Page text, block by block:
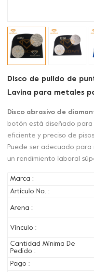
Disco de pulido de
Lavina para metales
Disco abrasivo de
botón está diseñado
eficiente y preciso de
Puede ser adecuado
un rendimiento laboral
Marca :
Artículo No. :
Arena :
Vínculo :
Cantidad Mínima De
Pedido :
Pago :